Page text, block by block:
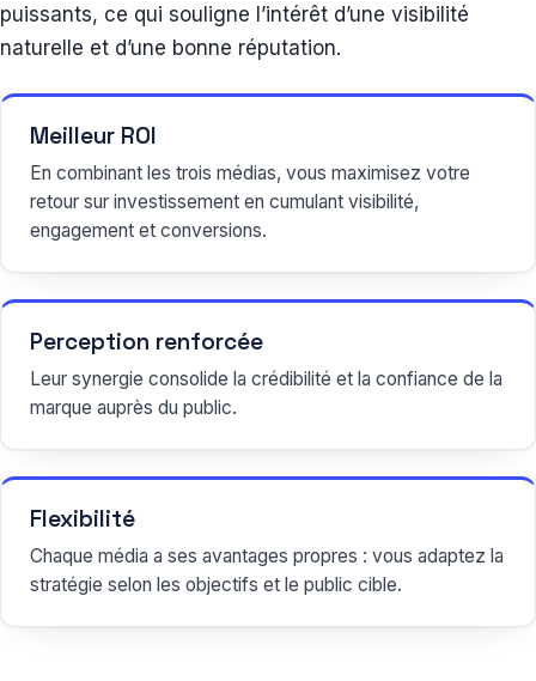
puissants, ce qui souligne l’intérêt d’une visibilité
naturelle et d’une bonne réputation.
Meilleur ROI
En combinant les trois médias, vous maximisez votre
retour sur investissement en cumulant visibilité,
engagement et conversions.
Perception renforcée
Leur synergie consolide la crédibilité et la confiance de la
marque auprès du public.
Flexibilité
Chaque média a ses avantages propres : vous adaptez la
stratégie selon les objectifs et le public cible.